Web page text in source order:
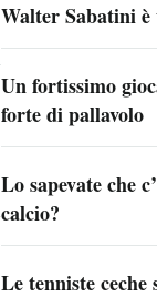
Walter Sabatini è
Un fortissimo
forte di pallavolo
Lo sapevate che
calcio?
Le tenniste